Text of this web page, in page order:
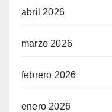
abril 2026
marzo 2026
febrero 2026
enero 2026